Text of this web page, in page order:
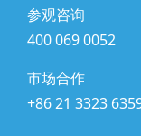
参观咨询
400 069 0052
市场合作
+86 21 3323